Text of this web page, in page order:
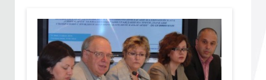
Дейности
Арбитражен съд